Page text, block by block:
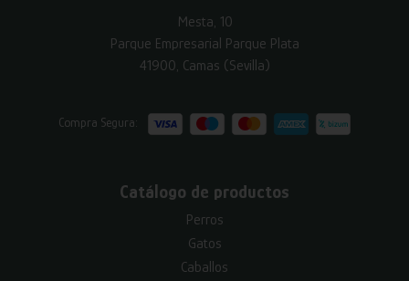
Mesta, 10
Parque Empresarial Parque Plata
41900, Camas (Sevilla)
Compra Segura:
Catálogo de productos
Perros
Gatos
Caballos